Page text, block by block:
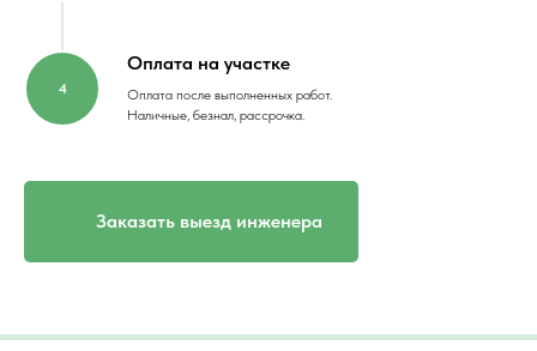
Оплата на участке
Оплата после выполненных работ.
Наличные, безнал, рассрочка.
Заказать выезд инженера